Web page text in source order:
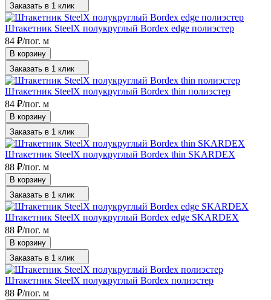
Заказать в 1 клик
Штакетник SteelX полукруглый Bordex edge полиэстер
84 ₽/пог. м
В корзину
Заказать в 1 клик
Штакетник SteelX полукруглый Bordex thin полиэстер
84 ₽/пог. м
В корзину
Заказать в 1 клик
Штакетник SteelX полукруглый Bordex thin SKARDEX
88 ₽/пог. м
В корзину
Заказать в 1 клик
Штакетник SteelX полукруглый Bordex edge SKARDEX
88 ₽/пог. м
В корзину
Заказать в 1 клик
Штакетник SteelX полукруглый Bordex полиэстер
88 ₽/пог. м